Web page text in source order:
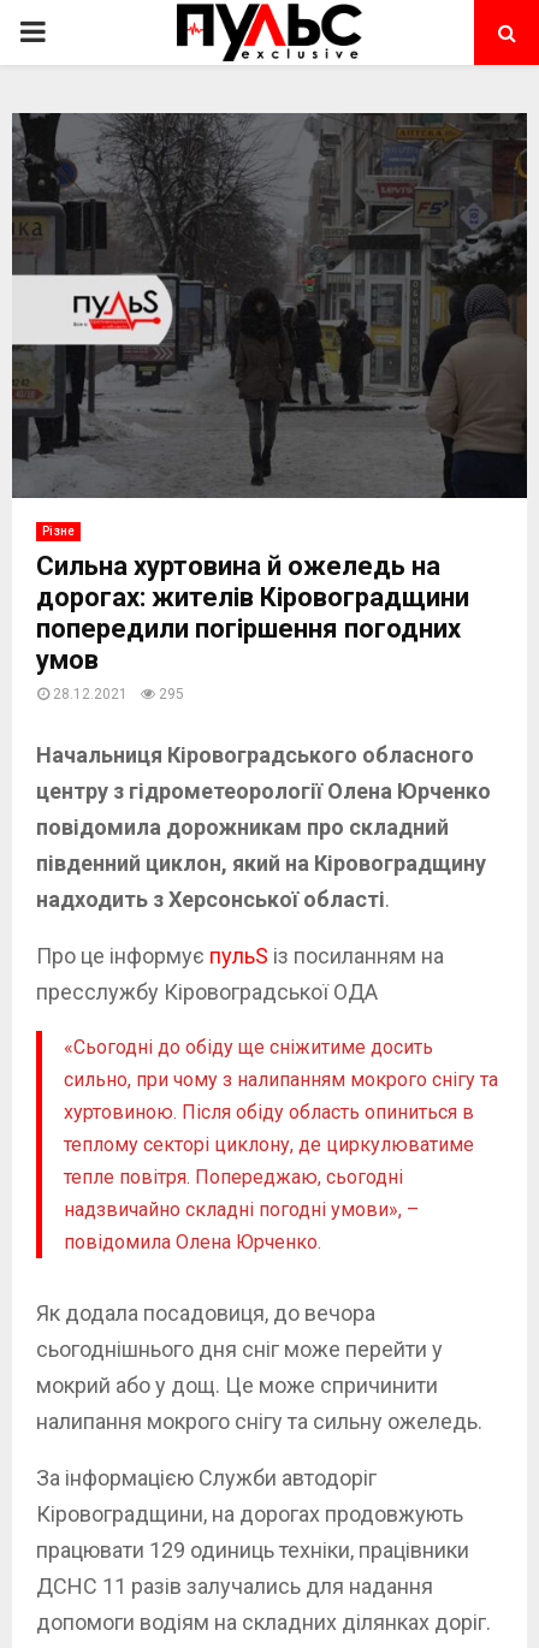
PRIMARY
Різне
Сильна хуртовина й ожеледь на
дорогах: жителів Кіровоградщини
попередили погіршення погодних
умов
28.12.2021 295
Начальниця Кіровоградського обласного
центру з гідрометеорології Олена Юрченко
повідомила дорожникам про складний
південний циклон, який на Кіровоградщину
надходить з Херсонської області.
Про це інформує пульS із посиланням на
пресслужбу Кіровоградської ОДА
«Сьогодні до обіду ще сніжитиме досить
сильно, при чому з налипанням мокрого снігу та
хуртовиною. Після обіду область опиниться в
теплому секторі циклону, де циркулюватиме
тепле повітря. Попереджаю, сьогодні
надзвичайно складні погодні умови», –
повідомила Олена Юрченко.
Як додала посадовиця, до вечора
сьогоднішнього дня сніг може перейти у
мокрий або у дощ. Це може спричинити
налипання мокрого снігу та сильну ожеледь.
За інформацією Служби автодоріг
Кіровоградщини, на дорогах продовжують
працювати 129 одиниць техніки, працівники
ДСНС 11 разів залучались для надання
допомоги водіям на складних ділянках доріг.